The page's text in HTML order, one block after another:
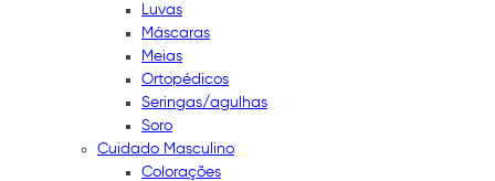
Luvas
Máscaras
Meias
Ortopédicos
Seringas/agulhas
Soro
Cuidado Masculino
Colorações